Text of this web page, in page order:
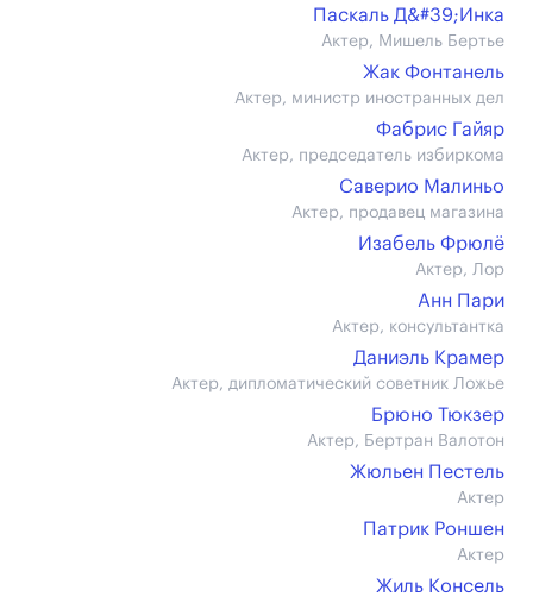
Паскаль Д&#39;Инка
Актер, Мишель Бертье
Жак Фонтанель
Актер, министр иностранных дел
Фабрис Гайяр
Актер, председатель избиркома
Саверио Малиньо
Актер, продавец магазина
Изабель Фрюлё
Актер, Лор
Анн Пари
Актер, консультантка
Даниэль Крамер
Актер, дипломатический советник Ложье
Брюно Тюкзер
Актер, Бертран Валотон
Жюльен Пестель
Актер
Патрик Роншен
Актер
Жиль Консель